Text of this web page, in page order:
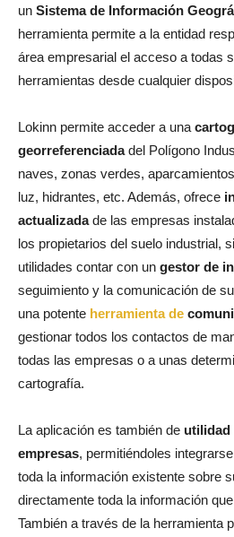
un Sistema de Información
herramienta permite a la entidad
área empresarial el acceso a todas
herramientas desde cualquier
Lokinn permite acceder a una
georreferenciadadel Polígono
naves, zonas verdes,
luz, hidrantes, etc. Además, ofrece
actualizadade las empresas
los propietarios del suelo industrial,
utilidades contar con un gestor de
seguimiento y la comunicación de
una potente herramienta de
gestionar todos los contactos de
todas las empresas o a unas
cartografía.
La aplicación es también de utilidad
empresas, permitiéndoles
toda la información existente sobre
directamente toda la información
También a través de la herramienta